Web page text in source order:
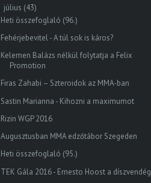
július (43)
Heti összefoglaló (96.)
Fehérjebevitel - A túl sok is káros?
Kelemen Balázs nélkül folytatja a Felix
Promotion
Firas Zahabi – Szteroidok az MMA-ban
Sastin Marianna - Kihozni a maximumot
Rizin WGP 2016
Augusztusban MMA edzőtábor Szegeden
Heti összefoglaló (95.)
TEK Gála 2016 - Ernesto Hoost a díszvendég